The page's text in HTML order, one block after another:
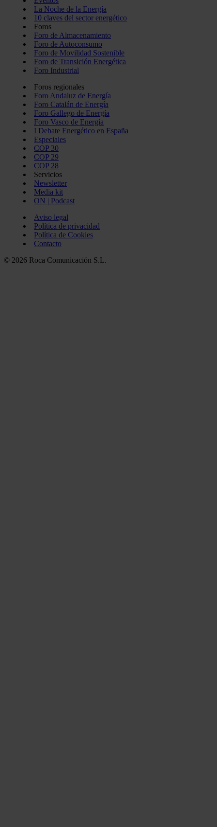
La Noche de la Energía
10 claves del sector energético
Foros
Foro de Almacenamiento
Foro de Autoconsumo
Foro de Movilidad Sostenible
Foro de Transición Energética
Foro Industrial
Foros regionales
Foro Andaluz de Energía
Foro Catalán de Energía
Foro Gallego de Energía
Foro Vasco de Energía
I Debate Energético en España
Especiales
COP 30
COP 29
COP 28
Servicios
Newsletter
Media kit
ON | Podcast
Aviso legal
Política de privacidad
Política de Cookies
Contacto
© 2026 Roca Comunicación S.L.